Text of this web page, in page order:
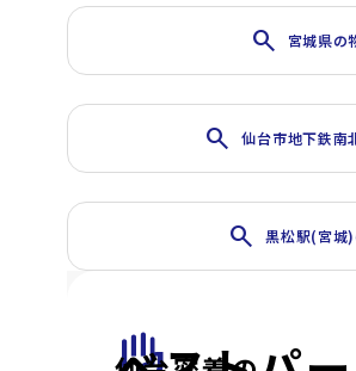
search 宮城県の
search 仙台市地下鉄南
search 黒松駅(宮城